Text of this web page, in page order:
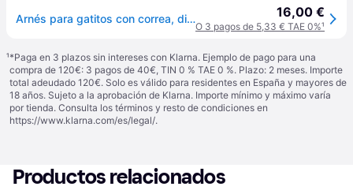
Arnés para gatitos con correa, diseño felino Trixie - Violet 16,00 €
O 3 pagos de 5,33 € TAE 0%¹
¹*Paga en 3 plazos sin intereses con Klarna. Ejemplo de pago para una
compra de 120€: 3 pagos de 40€, TIN 0 % TAE 0 %. Plazo: 2 meses. Importe
total adeudado 120€. Solo es válido para residentes en España y mayores de
18 años. Sujeto a la aprobación de Klarna. Importe mínimo y máximo varía
por tienda. Consulta los términos y resto de condiciones en
https://www.klarna.com/es/legal/.
Productos relacionados